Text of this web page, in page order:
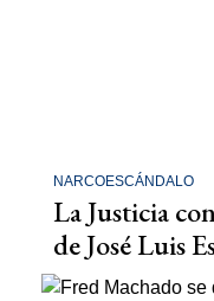
NARCOESCÁNDALO
La Justicia
de José Luis